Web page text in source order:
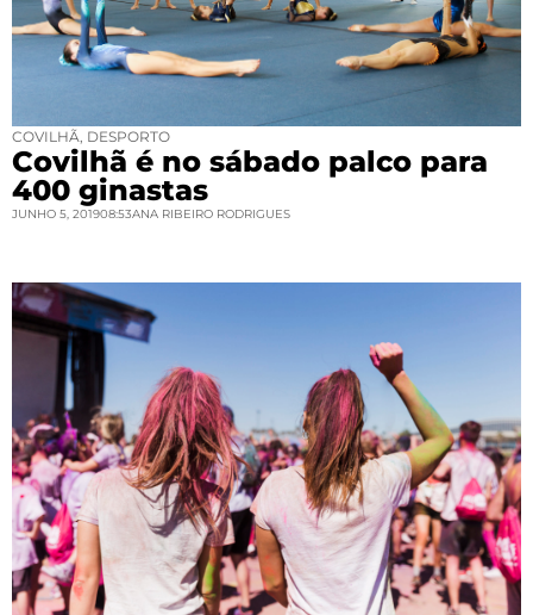
COVILHÃ DESPORTO
Covilhã é no sábado palco para
400 ginastas
JUNHO 5, 201908:53ANA RIBEIRO RODRIGUES